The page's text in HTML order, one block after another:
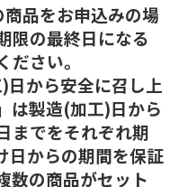
品をお申込みの場
限の最終日になる
さい。
から安全に召し上
は製造(加工)日から
までをそれぞれ期
日からの期間を保証
数の商品がセット